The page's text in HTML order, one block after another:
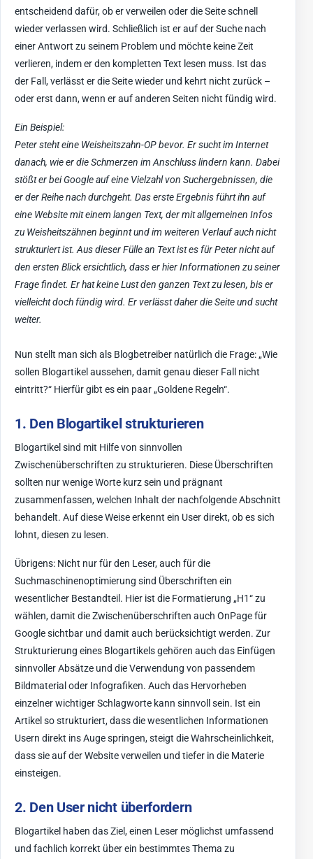
entscheidend dafür, ob er verweilen oder die Seite schnell
wieder verlassen wird. Schließlich ist er auf der Suche nach
einer Antwort zu seinem Problem und möchte keine Zeit
verlieren, indem er den kompletten Text lesen muss. Ist das
der Fall, verlässt er die Seite wieder und kehrt nicht zurück –
oder erst dann, wenn er auf anderen Seiten nicht fündig wird.
Ein Beispiel:
Peter steht eine Weisheitszahn-OP bevor. Er sucht im Internet
danach, wie er die Schmerzen im Anschluss lindern kann. Dabei
stößt er bei Google auf eine Vielzahl von Suchergebnissen, die
er der Reihe nach durchgeht. Das erste Ergebnis führt ihn auf
eine Website mit einem langen Text, der mit allgemeinen Infos
zu Weisheitszähnen beginnt und im weiteren Verlauf auch nicht
strukturiert ist. Aus dieser Fülle an Text ist es für Peter nicht auf
den ersten Blick ersichtlich, dass er hier Informationen zu seiner
Frage findet. Er hat keine Lust den ganzen Text zu lesen, bis er
vielleicht doch fündig wird. Er verlässt daher die Seite und sucht
weiter.
Nun stellt man sich als Blogbetreiber natürlich die Frage: „Wie
sollen Blogartikel aussehen, damit genau dieser Fall nicht
eintritt?“ Hierfür gibt es ein paar „Goldene Regeln“.
1. Den Blogartikel strukturieren
Blogartikel sind mit Hilfe von sinnvollen
Zwischenüberschriften zu strukturieren. Diese Überschriften
sollten nur wenige Worte kurz sein und prägnant
zusammenfassen, welchen Inhalt der nachfolgende Abschnitt
behandelt. Auf diese Weise erkennt ein User direkt, ob es sich
lohnt, diesen zu lesen.
Übrigens: Nicht nur für den Leser, auch für die
Suchmaschinenoptimierung sind Überschriften ein
wesentlicher Bestandteil. Hier ist die Formatierung „H1“ zu
wählen, damit die Zwischenüberschriften auch OnPage für
Google sichtbar und damit auch berücksichtigt werden. Zur
Strukturierung eines Blogartikels gehören auch das Einfügen
sinnvoller Absätze und die Verwendung von passendem
Bildmaterial oder Infografiken. Auch das Hervorheben
einzelner wichtiger Schlagworte kann sinnvoll sein. Ist ein
Artikel so strukturiert, dass die wesentlichen Informationen
Usern direkt ins Auge springen, steigt die Wahrscheinlichkeit,
dass sie auf der Website verweilen und tiefer in die Materie
einsteigen.
2. Den User nicht überfordern
Blogartikel haben das Ziel, einen Leser möglichst umfassend
und fachlich korrekt über ein bestimmtes Thema zu